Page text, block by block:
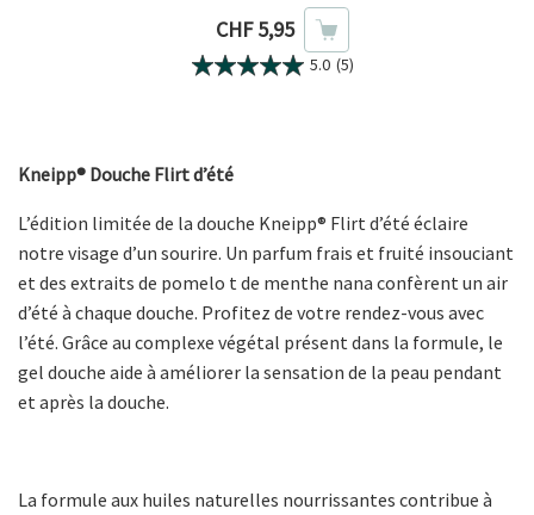
Prix actuel
CHF 5,95
5.0 (5)
Kneipp® Douche Flirt d’été
L’édition limitée de la douche Kneipp® Flirt d’été éclaire
notre visage d’un sourire. Un parfum frais et fruité insouciant
et des extraits de pomelo t de menthe nana confèrent un air
d’été à chaque douche. Profitez de votre rendez-vous avec
l’été. Grâce au complexe végétal présent dans la formule, le
gel douche aide à améliorer la sensation de la peau pendant
et après la douche.
La formule aux huiles naturelles nourrissantes contribue à